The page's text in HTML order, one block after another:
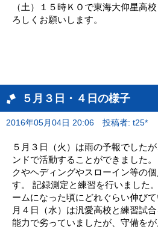
（土）１５時ＫＯで東海大仰星高
ろしくお願いします。
５月３日・４日の様子
2016年05月04日 20:06 投稿者: t25*
５月３日（火）は雨の予報でした
ンドで活動することができました
クやヘディングやスローイン等の
す。 記録測定と練習を行いました
ームになった頃にどれぐらい伸び
月４日（水）は汎愛高校と練習試
能力で劣っていましたが、守備を